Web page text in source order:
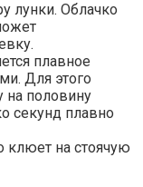
лунки. Облачко
плавное
Для этого
половину
секунд плавно
клюет на стоячую